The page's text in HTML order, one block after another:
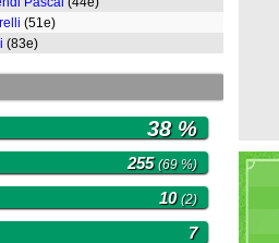
(51e)
(83e)
38 %
255(69 %)
10(2)
7